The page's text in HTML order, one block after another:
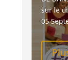
sur le
05